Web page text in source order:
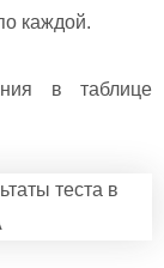
каждой.
в таблице